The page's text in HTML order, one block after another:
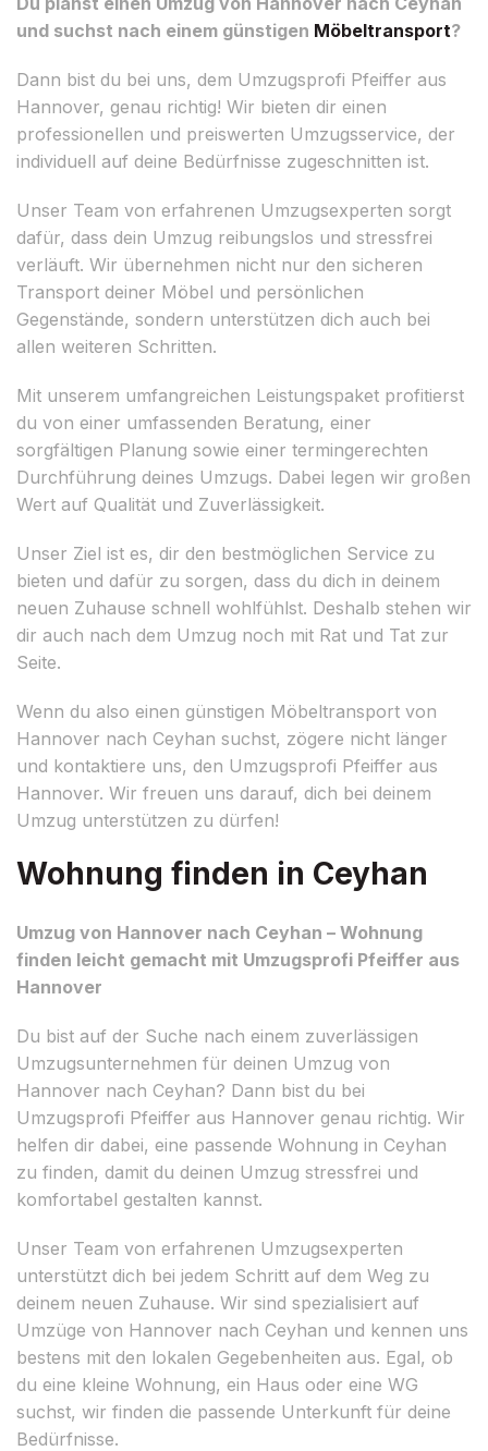
und suchst nach einem günstigen Möbeltransport?
Dann bist du bei uns, dem Umzugsprofi Pfeiffer aus
Hannover, genau richtig! Wir bieten dir einen
professionellen und preiswerten Umzugsservice, der
individuell auf deine Bedürfnisse zugeschnitten ist.
Unser Team von erfahrenen Umzugsexperten sorgt
dafür, dass dein Umzug reibungslos und stressfrei
verläuft. Wir übernehmen nicht nur den sicheren
Transport deiner Möbel und persönlichen
Gegenstände, sondern unterstützen dich auch bei
allen weiteren Schritten.
Mit unserem umfangreichen Leistungspaket profitierst
du von einer umfassenden Beratung, einer
sorgfältigen Planung sowie einer termingerechten
Durchführung deines Umzugs. Dabei legen wir großen
Wert auf Qualität und Zuverlässigkeit.
Unser Ziel ist es, dir den bestmöglichen Service zu
bieten und dafür zu sorgen, dass du dich in deinem
neuen Zuhause schnell wohlfühlst. Deshalb stehen wir
dir auch nach dem Umzug noch mit Rat und Tat zur
Seite.
Wenn du also einen günstigen Möbeltransport von
Hannover nach Ceyhan suchst, zögere nicht länger
und kontaktiere uns, den Umzugsprofi Pfeiffer aus
Hannover. Wir freuen uns darauf, dich bei deinem
Umzug unterstützen zu dürfen!
Wohnung finden in Ceyhan
Umzug von Hannover nach Ceyhan – Wohnung
finden leicht gemacht mit Umzugsprofi Pfeiffer aus
Hannover
Du bist auf der Suche nach einem zuverlässigen
Umzugsunternehmen für deinen Umzug von
Hannover nach Ceyhan? Dann bist du bei
Umzugsprofi Pfeiffer aus Hannover genau richtig. Wir
helfen dir dabei, eine passende Wohnung in Ceyhan
zu finden, damit du deinen Umzug stressfrei und
komfortabel gestalten kannst.
Unser Team von erfahrenen Umzugsexperten
unterstützt dich bei jedem Schritt auf dem Weg zu
deinem neuen Zuhause. Wir sind spezialisiert auf
Umzüge von Hannover nach Ceyhan und kennen uns
bestens mit den lokalen Gegebenheiten aus. Egal, ob
du eine kleine Wohnung, ein Haus oder eine WG
suchst, wir finden die passende Unterkunft für deine
Bedürfnisse.